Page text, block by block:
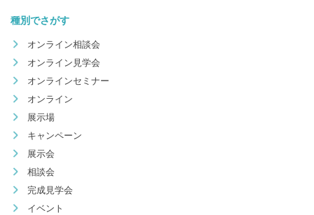
種別でさがす
オンライン相談会
オンライン見学会
オンラインセミナー
オンライン
展示場
キャンペーン
展示会
相談会
完成見学会
イベント